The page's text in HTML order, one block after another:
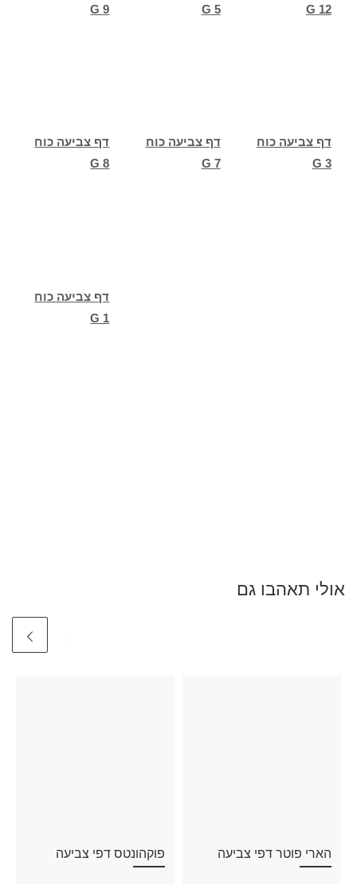
G 9
G 5
G 12
דף צביעה כוח
G 8
דף צביעה כוח
G 7
דף צביעה כוח
G 3
דף צביעה כוח
G 1
אולי תאהבו גם
הארי פוטר דפי צביעה פוקהונטס דפי צביעה